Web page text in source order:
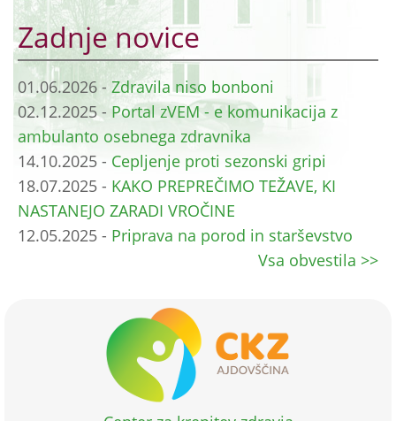
Zadnje novice
01.06.2026 - Zdravila niso bonboni
02.12.2025 - Portal zVEM - e komunikacija z
ambulanto osebnega zdravnika
14.10.2025 - Cepljenje proti sezonski gripi
18.07.2025 - KAKO PREPREČIMO TEŽAVE, KI
NASTANEJO ZARADI VROČINE
12.05.2025 - Priprava na porod in starševstvo
Vsa obvestila >>